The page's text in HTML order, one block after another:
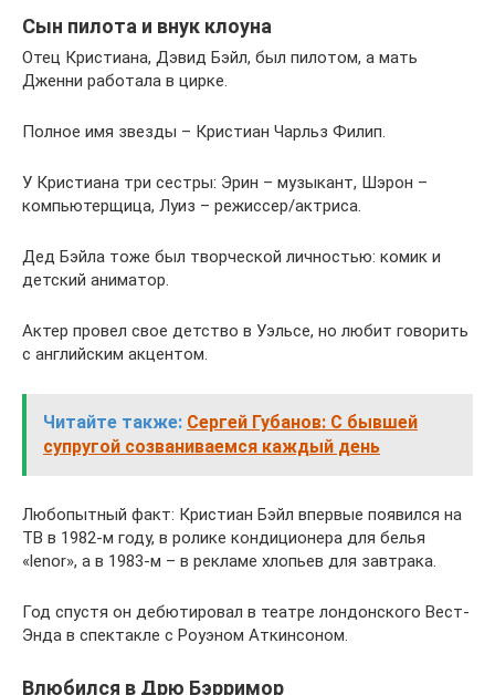
Сын пилота и внук клоуна
Отец Кристиана, Дэвид Бэйл, был пилотом, а мать
Дженни работала в цирке.
Полное имя звезды – Кристиан Чарльз Филип.
У Кристиана три сестры: Эрин – музыкант, Шэрон –
компьютерщица, Луиз – режиссер/актриса.
Дед Бэйла тоже был творческой личностью: комик и
детский аниматор.
Актер провел свое детство в Уэльсе, но любит говорить
с английским акцентом.
Читайте также: Сергей Губанов: С бывшей
супругой созваниваемся каждый день
Любопытный факт: Кристиан Бэйл впервые появился на
ТВ в 1982-м году, в ролике кондиционера для белья
«lenor», а в 1983-м – в рекламе хлопьев для завтрака.
Год спустя он дебютировал в театре лондонского Вест-
Энда в спектакле с Роуэном Аткинсоном.
Влюбился в Дрю Бэрримор